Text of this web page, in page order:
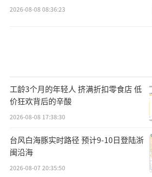
2026-08-08 08:36:23
工龄3个月的年轻人 挤满折扣零食店 低
价狂欢背后的辛酸
2026-08-08 17:38:30
台风白海豚实时路径 预计9-10日登陆浙
闽沿海
2026-08-07 20:35:50